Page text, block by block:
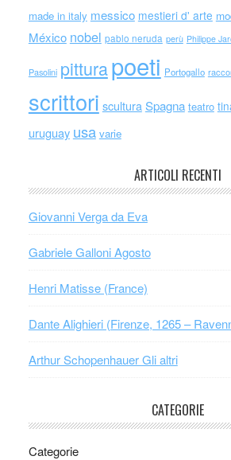
made in italy messico mestieri d' arte
México nobel pablo neruda perù Philippe
Pasolini pitturapoeti Portogallo
scrittori scultura Spagna teatro
uruguay usa varie
ARTICOLI RECENTI
Giovanni Verga da Eva
Gabriele Galloni Agosto
Henri Matisse (France)
Dante Alighieri (Firenze, 1265 –
Arthur Schopenhauer Gli altri
CATEGORIE
Categorie